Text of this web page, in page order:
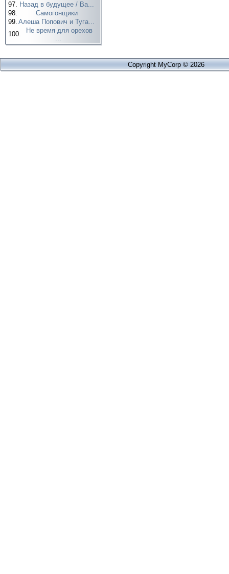
97. Назад в будущее / Ba...
98.
Самогонщики
99. Алеша Попович и Туга...
100.
Не время для орехов
...
Copyright MyCorp © 2026